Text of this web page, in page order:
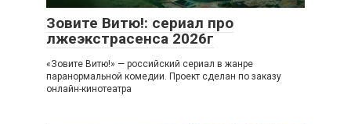
Зовите Витю!: сериал про
лжеэкстрасенса 2026г
«Зовите Витю!» — российский сериал в жанре
паранормальной комедии. Проект сделан по заказу
онлайн-кинотеатра